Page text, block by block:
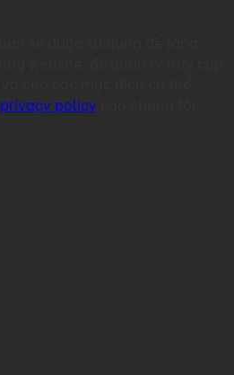
privacy policy